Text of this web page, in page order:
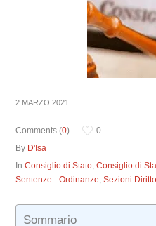
2 MARZO 2021
Comments (0)
0
By D'Isa
InConsiglio di Stato,Consiglio di
Sentenze - Ordinanze,Sezioni Diritto
Sommario